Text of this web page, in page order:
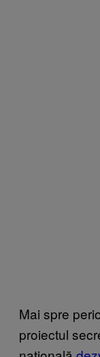
Mai spre
proiectul